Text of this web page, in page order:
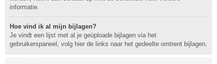
informatie.
Hoe vind ik al mijn bijlagen?
Je vindt een lijst met al je geüploade bijlagen via het
gebruikerspaneel, volg hier de links naar het gedeelte omtrent bijlagen.